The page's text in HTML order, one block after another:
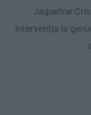
Jaqueline
intervenția la